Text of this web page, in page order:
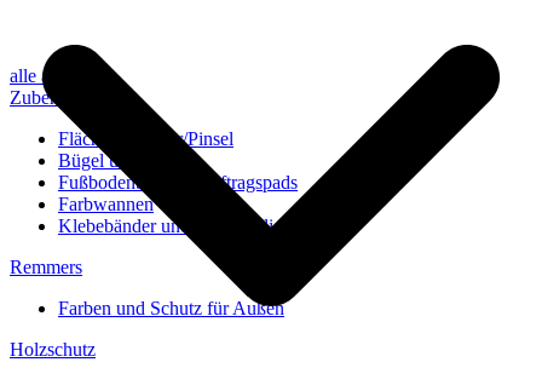
alle anzeigen
Zubehör
Flächenstreicher/Pinsel
Bügel und Rollen
Fußbodenbürsten/Auftragspads
Farbwannen
Klebebänder und Abdeckvlies
Remmers
Farben und Schutz für Außen
Holzschutz